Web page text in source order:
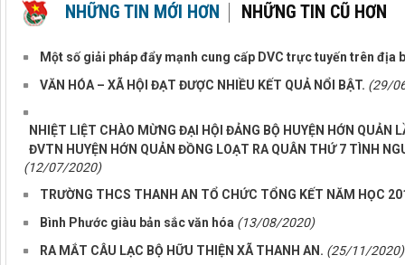
NHỮNG TIN MỚI HƠN NHỮNG TIN CŨ HƠN
Một số giải pháp đẩy mạnh cung cấp DVC trực tuyến trên địa
VĂN HÓA – XÃ HỘI ĐẠT ĐƯỢC NHIỀU KẾT QUẢ NỔI BẬT. (29/
NHIỆT LIỆT CHÀO MỪNG ĐẠI HỘI ĐẢNG BỘ HUYỆN HỚN QUẢN
ĐVTN HUYỆN HỚN QUẢN ĐỒNG LOẠT RA QUÂN THỨ 7 TÌNH
(12/07/2020)
TRƯỜNG THCS THANH AN TỔ CHỨC TỔNG KẾT NĂM HỌC
Bình Phước giàu bản sắc văn hóa (13/08/2020)
RA MẮT CÂU LẠC BỘ HỮU THIỆN XÃ THANH AN. (25/11/2020)